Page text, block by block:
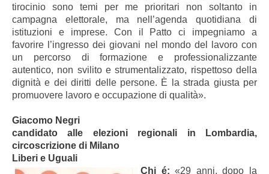
tirocinio sono temi per me prioritari non soltanto in
campagna elettorale, ma nell’agenda quotidiana di
istituzioni e imprese. Con il Patto ci impegniamo a
favorire l’ingresso dei giovani nel mondo del lavoro con
un percorso di formazione e professionalizzante
autentico, non svilito e strumentalizzato, rispettoso della
dignità e dei diritti delle persone. È la strada giusta per
promuovere lavoro e occupazione di qualità».
Giacomo Negri
candidato alle elezioni regionali in Lombardia,
circoscrizione di Milano
Liberi e Uguali
Chi é:«29 anni, dopo la